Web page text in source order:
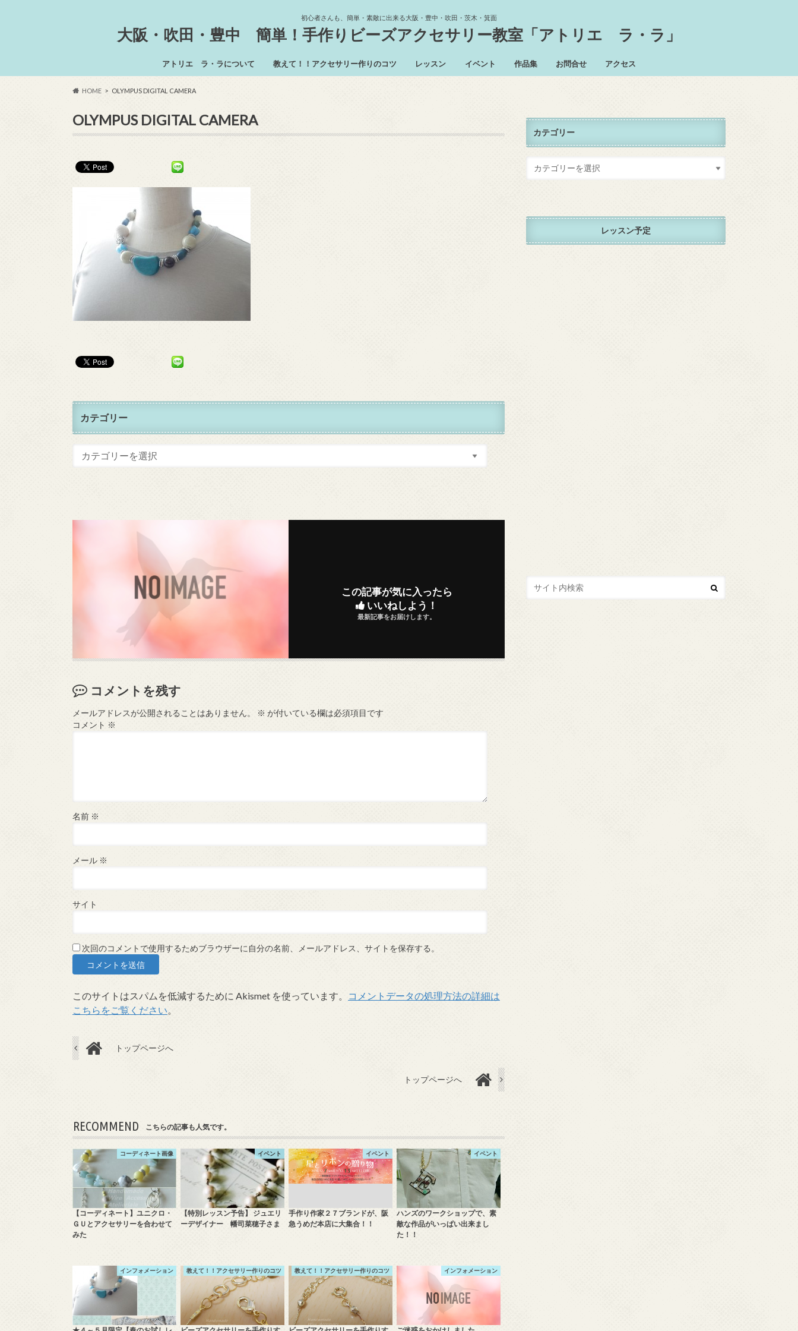
初心者さんも、簡単・素敵に出来る大阪・豊中・吹田・茨木・箕面
大阪・吹田・豊中 簡単！手作りビーズアクセサリー教室「アトリエ ラ・ラ」
アトリエ ラ・ラについて 教えて！！アクセサリー作りのコツ レッスン イベント 作品集 お問合せ アクセス
HOME OLYMPUS DIGITAL CAMERA
OLYMPUS DIGITAL CAMERA
カテゴリー
この記事が気に入ったら
いいねしよう！
最新記事をお届けします。
コメントを残す
メールアドレスが公開されることはありません。 ※ が付いている欄は必須項目です
コメント ※
名前 ※
メール ※
サイト
次回のコメントで使用するためブラウザーに自分の名前、メールアドレス、サイトを保存する。
このサイトはスパムを低減するために Akismet を使っています。
コメントデータの処理方法の詳細は
こちらをご覧ください。
トップページへ
トップページへ
RECOMMEND こちらの記事も人気です。
コーディネート画像
【コーディネート】ユニクロ・
ＧＵとアクセサリーを合わせて
みた
イベント
【特別レッスン予告】 ジュエリ
ーデザイナー 幡司菜穂子さま
イベント
手作り作家２７ブランドが、阪
急うめだ本店に大集合！！
イベント
ハンズのワークショップで、素
敵な作品がいっぱい出来まし
た！！
インフォメーション 教えて！！アクセサリー作りのコツ 教えて！！アクセサリー作りのコツ インフォメーション
カテゴリー
レッスン予定